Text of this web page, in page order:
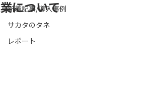
新着記事/導入事例
サカタのタネ
レポート
業について